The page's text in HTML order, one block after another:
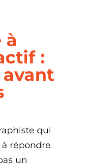
à
:
qui
répondre
un